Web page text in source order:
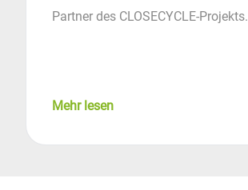
Partner des CLOSECYCLE-Projekts.
Mehr lesen